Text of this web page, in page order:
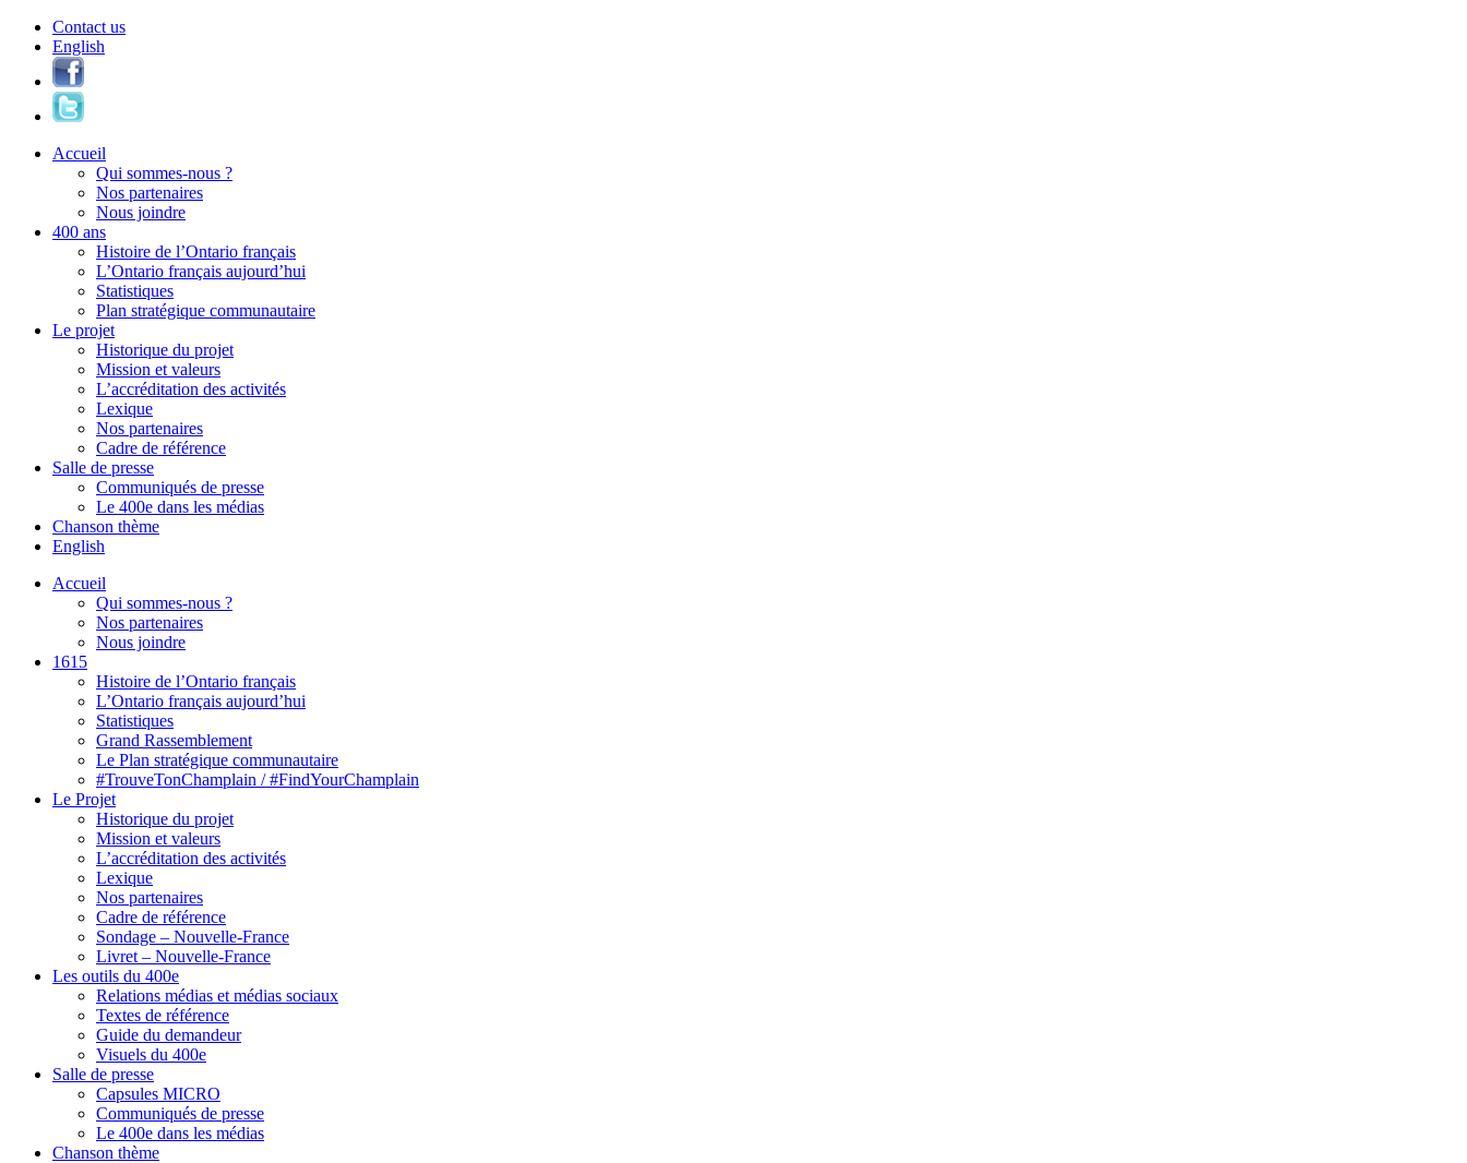
Contact us
English
Accueil
Qui sommes-nous ?
Nos partenaires
Nous joindre
400 ans
Histoire de l’Ontario français
L’Ontario français aujourd’hui
Statistiques
Plan stratégique communautaire
Le projet
Historique du projet
Mission et valeurs
L’accréditation des activités
Lexique
Nos partenaires
Cadre de référence
Salle de presse
Communiqués de presse
Le 400e dans les médias
Chanson thème
English
Accueil
Qui sommes-nous ?
Nos partenaires
Nous joindre
1615
Histoire de l’Ontario français
L’Ontario français aujourd’hui
Statistiques
Grand Rassemblement
Le Plan stratégique communautaire
#TrouveTonChamplain / #FindYourChamplain
Le Projet
Historique du projet
Mission et valeurs
L’accréditation des activités
Lexique
Nos partenaires
Cadre de référence
Sondage – Nouvelle-France
Livret – Nouvelle-France
Les outils du 400e
Relations médias et médias sociaux
Textes de référence
Guide du demandeur
Visuels du 400e
Salle de presse
Capsules MICRO
Communiqués de presse
Le 400e dans les médias
Chanson thème